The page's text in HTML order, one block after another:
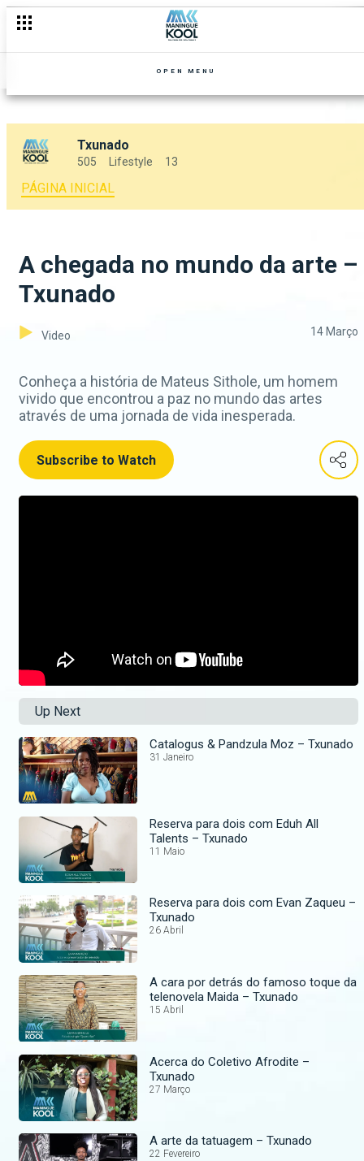
OPEN MENU
Txunado
505 Lifestyle 13
PÁGINA INICIAL
A chegada no mundo da arte –
Txunado
Video 14 Março
Conheça a história de Mateus Sithole, um homem
vivido que encontrou a paz no mundo das artes
através de uma jornada de vida inesperada.
Subscribe to Watch
Up Next
Catalogus & Pandzula Moz – Txunado
31 Janeiro
Reserva para dois com Eduh All
Talents – Txunado
11 Maio
Reserva para dois com Evan Zaqueu –
Txunado
26 Abril
A cara por detrás do famoso toque da
telenovela Maida – Txunado
15 Abril
Acerca do Coletivo Afrodite –
Txunado
27 Março
A arte da tatuagem – Txunado
22 Fevereiro